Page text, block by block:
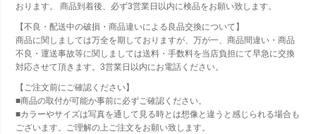
おります。 商品到着後、必ず3営業日以内に検品をお願い致します。
【不良・配送中の破損・商品違いによる良品交換について】
商品に関しましては万全を期しておりますが、万が一、商品間違い・商品
不良・運送事故等に関しましては送料・手数料を当店負担にて早急に交換
対応させて頂きます。3営業日以内にお電話ください。
【ご注文前にご確認ください】
■商品の取付が可能か事前に必ずご確認ください。
■カラーやサイズは写真を通して見る時とは想像と違うと感じられる場合も
ございます。ご理解の上ご注文をお願い致します。